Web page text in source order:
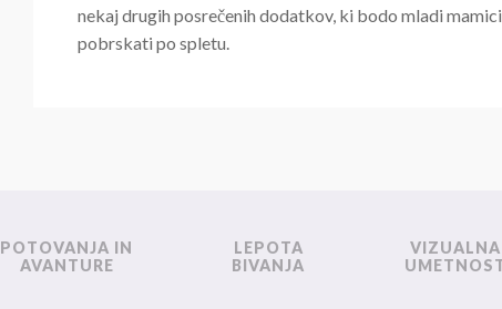
nekaj drugih posrečenih dodatkov, ki bodo mladi
pobrskati po spletu.
POTOVANJA IN
AVANTURE
LEPOTA
BIVANJA
VIZUALNA